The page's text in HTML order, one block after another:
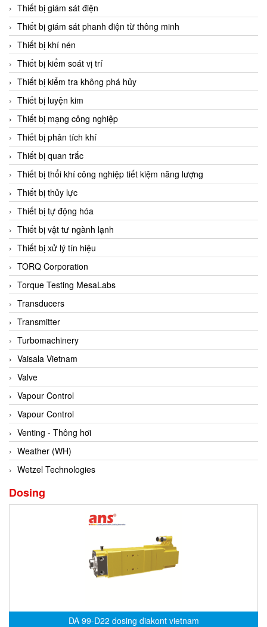
Chromalox
ChuanYi
CIC
Clage
Clake Fololo
Clark Cooper
CMC Ventilazione
Coax Valves Inc
Codel
Cofimco
Coltraco
Comat Releco
Comax
COMETECH VietNam
COMFILE Technology
Conch
Conductix/ WAMPFLER
Contrec
Contrinex
Control Solution Minesota
Copeland
Cortem
Cosa Xentaur
Cosil
Coulton
Crouzet
Crowcon
Crutec Dust Zero Vietnam
CS&P Technologies
cs-instruments
Thiết bị giám sát điện
Thiết bị giám sát phanh điện từ thông minh
Thiết bị khí nén
Thiết bị kiểm soát vị trí
Thiết bị kiểm tra không phá hủy
Thiết bị luyện kim
Thiết bị mạng công nghiệp
Thiết bị phân tích khí
Thiết bị quan trắc
Thiết bị thổi khí công nghiệp tiết kiệm năng lượng
Thiết bị thủy lực
Thiết bị tự động hóa
Thiết bị vật tư ngành lạnh
Thiết bị xử lý tín hiệu
TORQ Corporation
Torque Testing MesaLabs
Transducers
Transmitter
Turbomachinery
Vaisala Vietnam
Valve
Vapour Control
Vapour Control
Venting - Thông hơi
Weather (WH)
Wetzel Technologies
Dosing
DA 99-D22 dosing diakont vietnam